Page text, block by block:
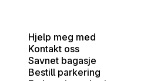
Hjelp meg med
Kontakt oss
Savnet bagasje
Bestill parkering